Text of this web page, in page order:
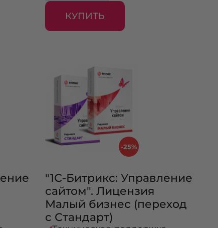
КУПИТЬ
-25%
"1С-Битрикс: Управление
сайтом". Лицензия
Малый бизнес (переход
с Стандарт)